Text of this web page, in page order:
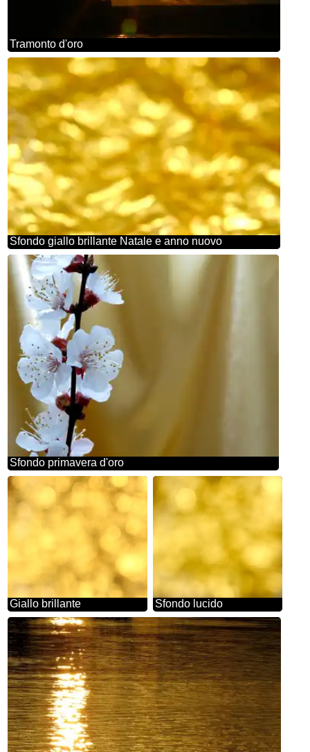
Tramonto d'oro
Sfondo giallo brillante Natale e anno nuovo
Sfondo primavera d'oro
Giallo brillante Sfondo lucido